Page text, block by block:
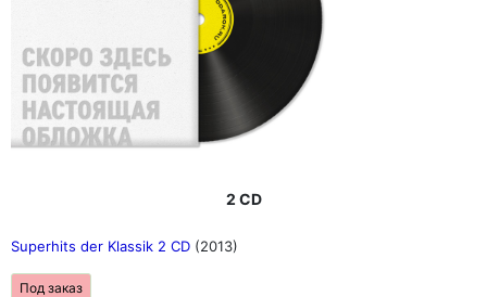
2 CD
Superhits der Klassik 2 CD (2013)
Под заказ